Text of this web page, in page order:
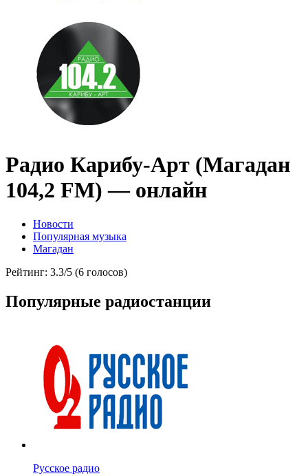
Радио Карибу-Арт (Магадан
104,2 FM) — онлайн
Новости
Популярная музыка
Магадан
Рейтинг: 3.3/5 (6 голосов)
Популярные радиостанции
Русское радио